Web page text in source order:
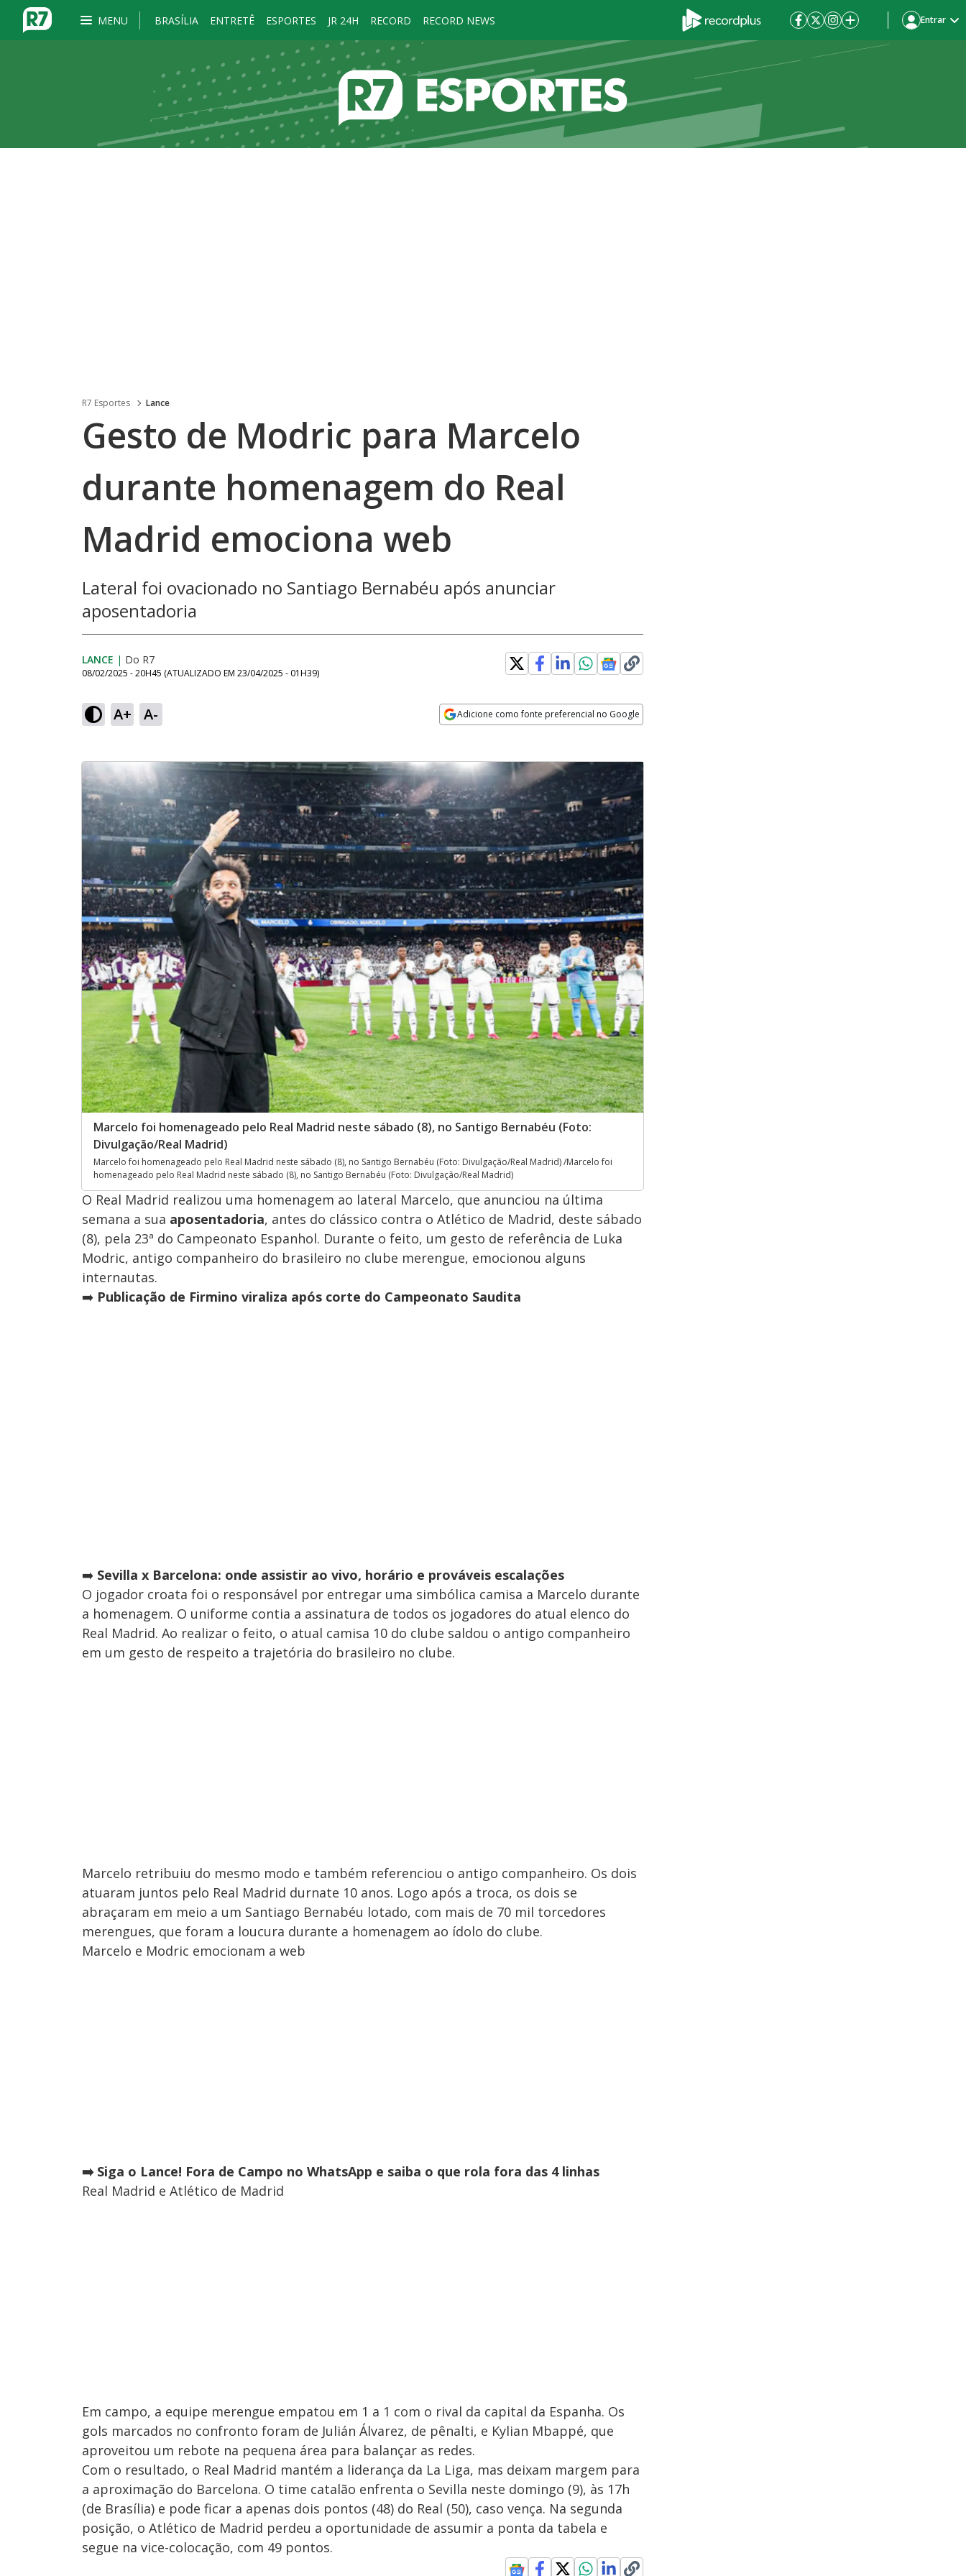
MENU BRASÍLIA ENTRETÊ ESPORTES JR 24H RECORD RECORD NEWS Entrar
R7 Esportes Lance
Gesto de Modric para Marcelo
durante homenagem do Real
Madrid emociona web
Lateral foi ovacionado no Santiago Bernabéu após anunciar
aposentadoria
LANCE | Do R7
08/02/2025 - 20H45 (ATUALIZADO EM 23/04/2025 - 01H39)
A+ A- Adicione como fonte preferencial no Google
Marcelo foi homenageado pelo Real Madrid neste sábado (8), no Santigo Bernabéu (Foto:
Divulgação/Real Madrid)
Marcelo foi homenageado pelo Real Madrid neste sábado (8), no Santigo Bernabéu (Foto: Divulgação/Real Madrid) /Marcelo foi
homenageado pelo Real Madrid neste sábado (8), no Santigo Bernabéu (Foto: Divulgação/Real Madrid)
O Real Madrid realizou uma homenagem ao lateral Marcelo, que anunciou na última
semana a sua aposentadoria, antes do clássico contra o Atlético de Madrid, deste sábado
(8), pela 23ª do Campeonato Espanhol. Durante o feito, um gesto de referência de Luka
Modric, antigo companheiro do brasileiro no clube merengue, emocionou alguns
internautas.
➡️ Publicação de Firmino viraliza após corte do Campeonato Saudita
➡️ Sevilla x Barcelona: onde assistir ao vivo, horário e prováveis escalações
O jogador croata foi o responsável por entregar uma simbólica camisa a Marcelo durante
a homenagem. O uniforme contia a assinatura de todos os jogadores do atual elenco do
Real Madrid. Ao realizar o feito, o atual camisa 10 do clube saldou o antigo companheiro
em um gesto de respeito a trajetória do brasileiro no clube.
Marcelo retribuiu do mesmo modo e também referenciou o antigo companheiro. Os dois
atuaram juntos pelo Real Madrid durnate 10 anos. Logo após a troca, os dois se
abraçaram em meio a um Santiago Bernabéu lotado, com mais de 70 mil torcedores
merengues, que foram a loucura durante a homenagem ao ídolo do clube.
Marcelo e Modric emocionam a web
➡️ Siga o Lance! Fora de Campo no WhatsApp e saiba o que rola fora das 4 linhas
Real Madrid e Atlético de Madrid
Em campo, a equipe merengue empatou em 1 a 1 com o rival da capital da Espanha. Os
gols marcados no confronto foram de Julián Álvarez, de pênalti, e Kylian Mbappé, que
aproveitou um rebote na pequena área para balançar as redes.
Com o resultado, o Real Madrid mantém a liderança da La Liga, mas deixam margem para
a aproximação do Barcelona. O time catalão enfrenta o Sevilla neste domingo (9), às 17h
(de Brasília) e pode ficar a apenas dois pontos (48) do Real (50), caso vença. Na segunda
posição, o Atlético de Madrid perdeu a oportunidade de assumir a ponta da tabela e
segue na vice-colocação, com 49 pontos.